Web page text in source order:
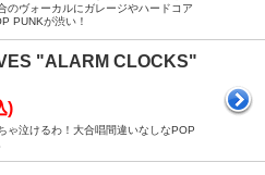
のヴォーカルにガレージやハードコア
PUNKが渋い！
"ALARM CLOCKS"
)
ゃ泣けるわ！大合唱間違いなしなPOP